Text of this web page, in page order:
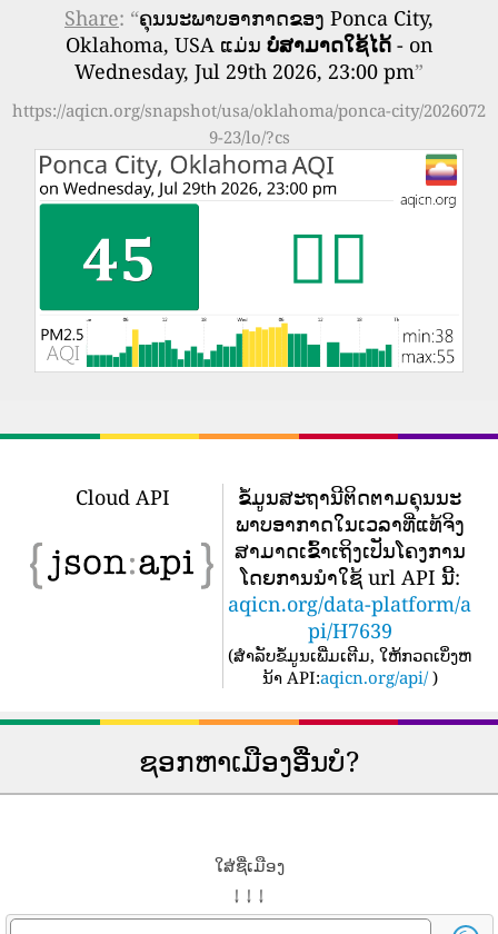
Share: “ຄຸນນະພາບອາກາດຂອງ Ponca City,
Oklahoma, USA ແມ່ນ ບໍ່ສາມາດໃຊ້ໄດ້- on
Wednesday, Jul 29th 2026, 23:00 pm”
https://aqicn.org/snapshot/usa/oklahoma/ponca-city/2026072
9-23/lo/?cs
Cloud API
ຂໍ້​ມູນ​ສະ​ຖາ​ນີ​ຕິດ​ຕາມ​ຄຸນ​ນະ​
ພາບ​ອາ​ກາດ​ໃນ​ເວ​ລາ​ທີ່​ແທ້​ຈິງ​
ສາ​ມາດ​ເຂົ້າ​ເຖິງ​ເປັນ​ໂຄງ​ການ​
ໂດຍ​ການ​ນໍາ​ໃຊ້ url API ນີ້​:
aqicn.org/data-platform/a
pi/H7639
(ສໍາລັບຂໍ້ມູນເພີ່ມເຕີມ, ໃຫ້ກວດເບິ່ງຫ
ນ້າ API:aqicn.org/api/ )
ຊອກຫາເມືອງອື່ນບໍ?
ໃສ່ຊື່ເມືອງ
↓ ↓ ↓